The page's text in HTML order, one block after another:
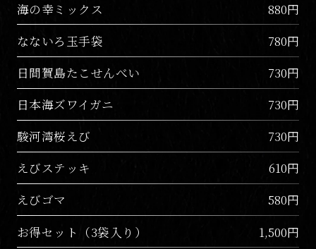
海の幸ミックス
880円
なないろ玉手袋
780円
日間賀島たこせんべい
730円
日本海ズワイガニ
730円
駿河湾桜えび
730円
えびステッキ
610円
えびゴマ
580円
お得セット（3袋入り）
1,500円